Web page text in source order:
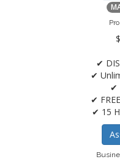
✔
✔
✔
✔
✔ 15